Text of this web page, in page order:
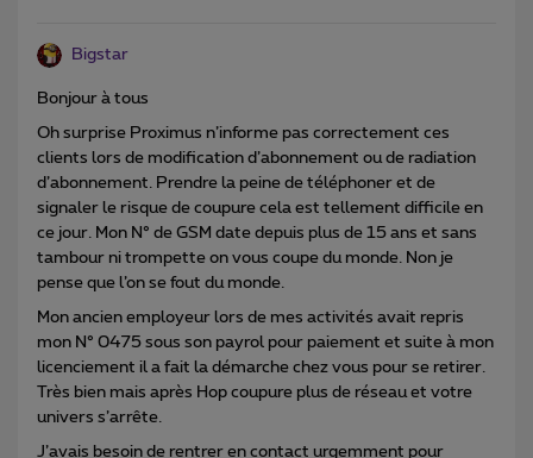
Bigstar
Bonjour à tous
Oh surprise Proximus n’informe pas correctement ces
clients lors de modification d’abonnement ou de radiation
d’abonnement. Prendre la peine de téléphoner et de
signaler le risque de coupure cela est tellement difficile en
ce jour. Mon N° de GSM date depuis plus de 15 ans et sans
tambour ni trompette on vous coupe du monde. Non je
pense que l’on se fout du monde.
Mon ancien employeur lors de mes activités avait repris
mon N° 0475 sous son payrol pour paiement et suite à mon
licenciement il a fait la démarche chez vous pour se retirer.
Très bien mais après Hop coupure plus de réseau et votre
univers s’arrête.
J’avais besoin de rentrer en contact urgemment pour